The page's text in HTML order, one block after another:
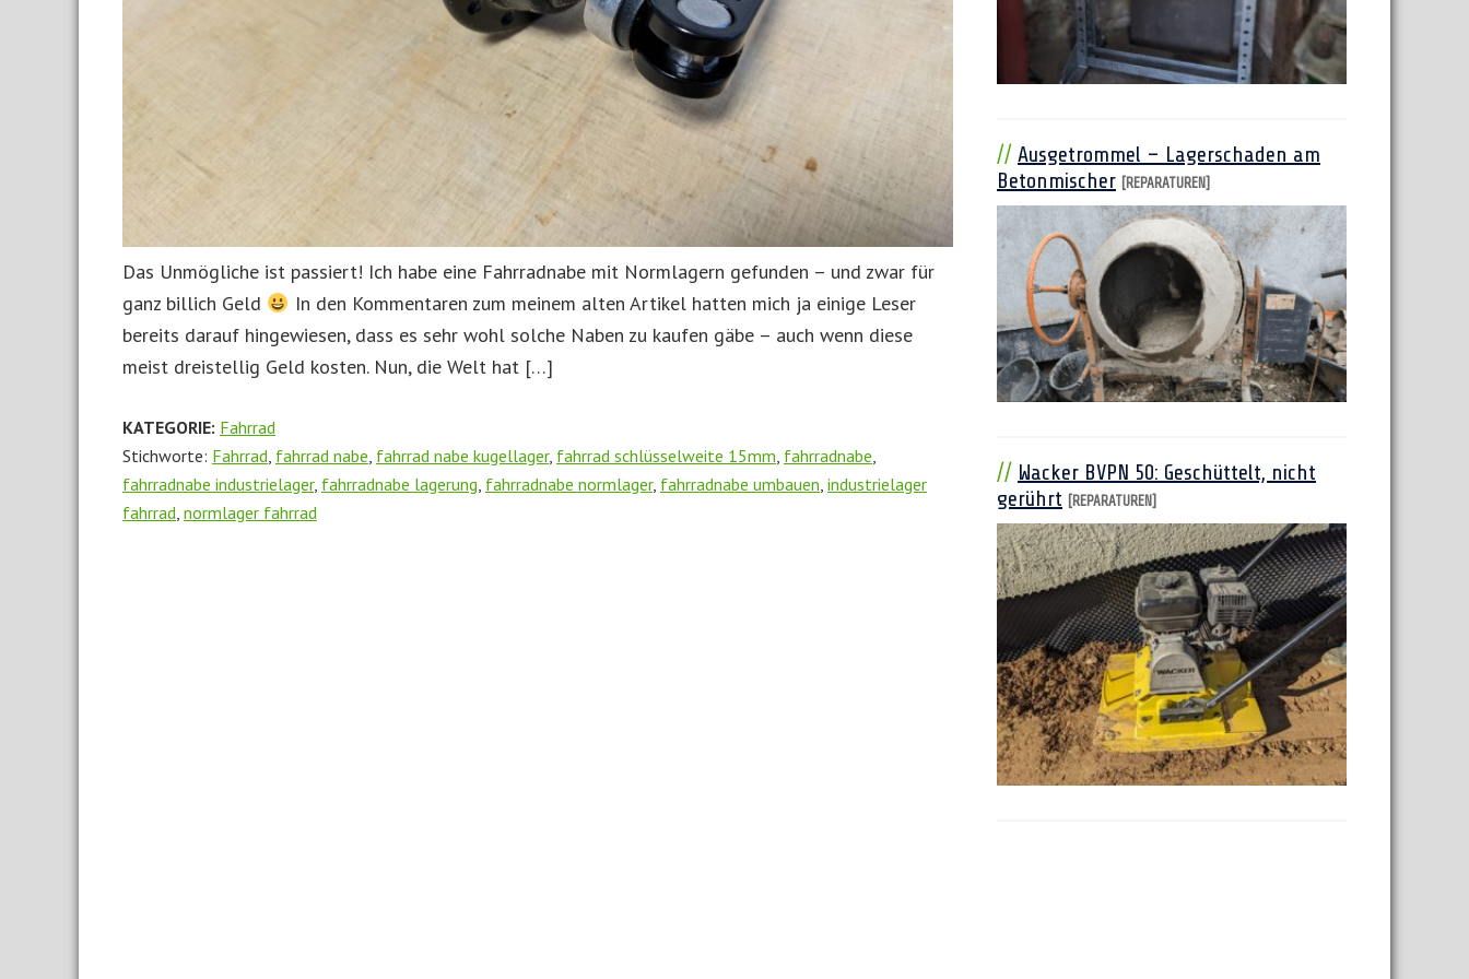
Das Unmögliche ist passiert! Ich habe eine Fahrradnabe mit Normlagern gefunden – und zwar für
ganz billich Geld
In den Kommentaren zum meinem alten Artikel hatten mich ja einige Leser
bereits darauf hingewiesen, dass es sehr wohl solche Naben zu kaufen gäbe – auch wenn diese
meist dreistellig Geld kosten. Nun, die Welt hat […]
KATEGORIE: Fahrrad
Stichworte: Fahrrad, fahrrad nabe, fahrrad nabe kugellager, fahrrad schlüsselweite 15mm, fahrradnabe,
fahrradnabe industrielager, fahrradnabe lagerung, fahrradnabe normlager, fahrradnabe umbauen, industrielager
fahrrad, normlager fahrrad
Ausgetrommel – Lagerschaden am
Betonmischer
[REPARATUREN]
Wacker BVPN 50: Geschüttelt, nicht
gerührt
[REPARATUREN]